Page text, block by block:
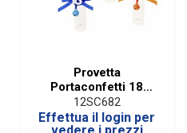
Provetta
Portaconfetti 18
Anni con
Campanellina e
Fiocco 6 Assortiti |
12SC682
Effettua il login per